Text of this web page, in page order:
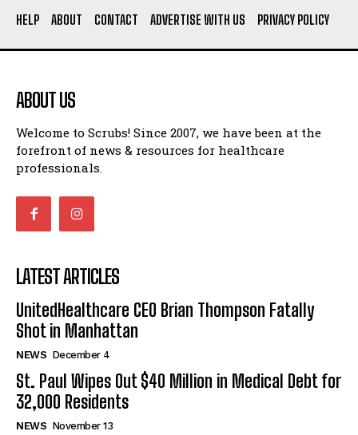
HELP ABOUT CONTACT ADVERTISE WITH US PRIVACY POLICY
ABOUT US
Welcome to Scrubs! Since 2007, we have been at the
forefront of news & resources for healthcare
professionals.
LATEST ARTICLES
UnitedHealthcare CEO Brian Thompson Fatally
Shot in Manhattan
NEWS December 4
St. Paul Wipes Out $40 Million in Medical Debt for
32,000 Residents
NEWS November 13